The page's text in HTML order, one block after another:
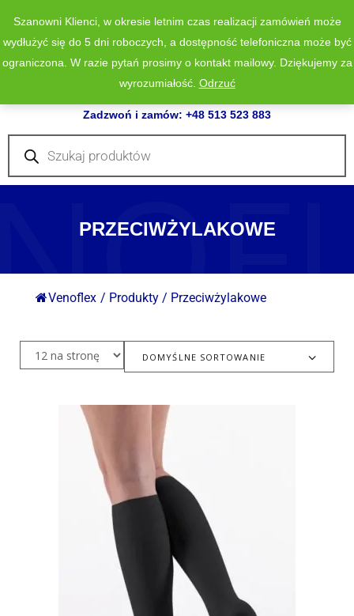
Zadzwoń i zamów: +48 513 523 883
Wyszukiwarka
produktów
PRZECIWŻYLAKOWE
Venoflex / Produkty / Przeciwżylakowe
DOMYŚLNE SORTOWANIE
Szanowni Klienci, w okresie letnim czas realizacji zamówień może
wydłużyć się do 5 dni roboczych, a dostępność telefoniczna może być
ograniczona. W razie pytań prosimy o kontakt mailowy. Dziękujemy za
wyrozumiałość. Odrzuć